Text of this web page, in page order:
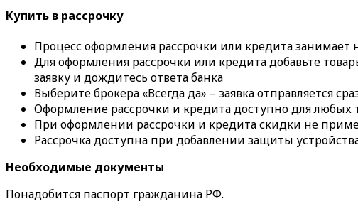
Купить в рассрочку
Процесс оформления рассрочки или кредита занимает
Для оформления рассрочки или кредита добавьте
заявку и дождитесь ответа банка
Выберите брокера «Всегда да» – заявка отправляется
Оформление рассрочки и кредита доступно для любых
При оформлении рассрочки и кредита скидки не
Рассрочка доступна при добавлении защиты
Необходимые документы
Понадобится паспорт гражданина РФ.